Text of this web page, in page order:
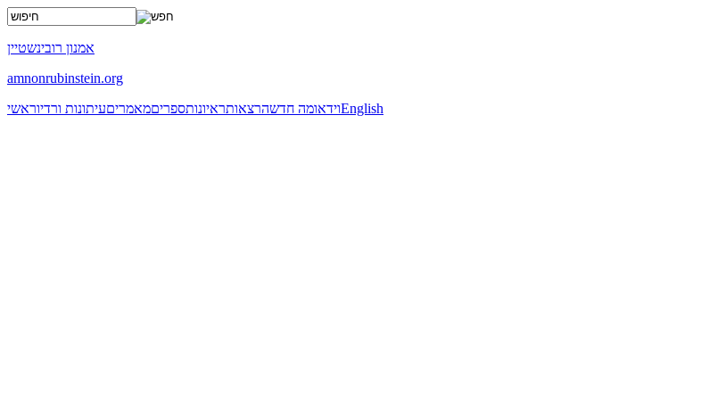
אמנון רובינשטיין
amnonrubinstein.org
x
ראשיעיתונות ורדיומאמריםספריםראיונותהרצאותמה חדשוידאוEnglish